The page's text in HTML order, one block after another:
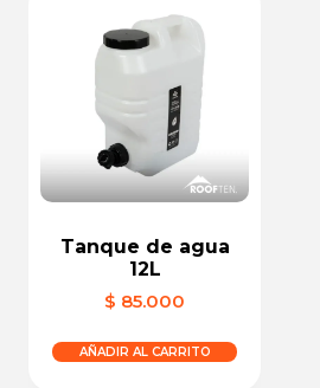
Tanque de agua
12L
$ 85.000
AÑADIR AL CARRITO